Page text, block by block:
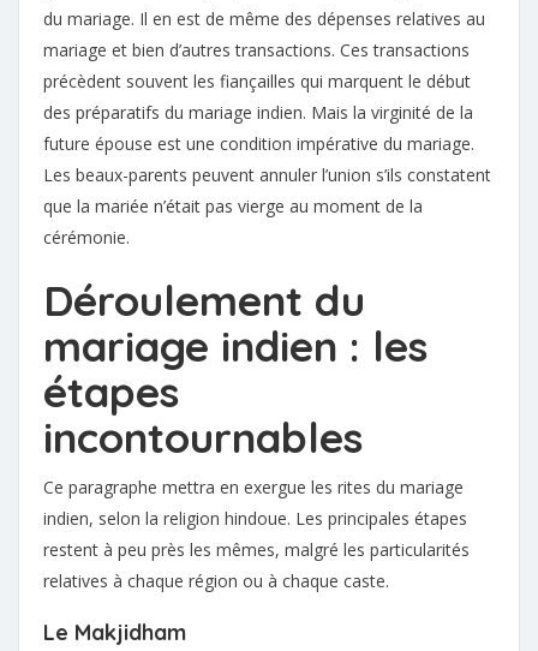
du mariage. Il en est de même des dépenses relatives au
mariage et bien d’autres transactions. Ces transactions
précèdent souvent les fiançailles qui marquent le début
des préparatifs du mariage indien. Mais la virginité de la
future épouse est une condition impérative du mariage.
Les beaux-parents peuvent annuler l’union s’ils constatent
que la mariée n’était pas vierge au moment de la
cérémonie.
Déroulement du
mariage indien : les
étapes
incontournables
Ce paragraphe mettra en exergue les rites du mariage
indien, selon la religion hindoue. Les principales étapes
restent à peu près les mêmes, malgré les particularités
relatives à chaque région ou à chaque caste.
Le Makjidham